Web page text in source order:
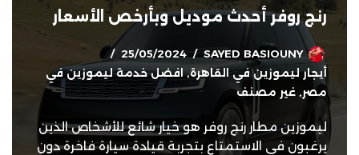
رنج روفر أحدث موديل وبأرخص الأسعار
SAYED BASIOUNY
25/05/2024
أيجار ليموزين في القاهرة,افضل خدمة ليموزين في
مصر, غير مصنف
ليموزين مطار رنج روفر هو خيار شائع للأشخاص الذين
يرغبون في الاستمتاع بتجربة قيادة سيارة فاخرة دون